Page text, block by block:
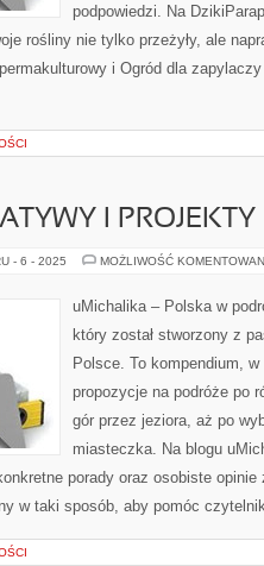
podpowiedzi. Na
rośliny nie tylko przeżyły, ale
i Ogród dla
I
- 6 - 2025 MOŻLIWOŚĆ
uMichalika – Polska w
który został stworzony z
Polsce. To kompendium,
propozycje na podróże po
gór przez jeziora, aż po
miasteczka. Na blogu
porady oraz osobiste
w taki sposób, aby pomóc